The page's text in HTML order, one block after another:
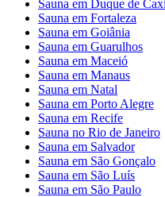
Sauna em Duque de
Sauna em Fortaleza
Sauna em Goiânia
Sauna em Guarulhos
Sauna em Maceió
Sauna em Manaus
Sauna em Natal
Sauna em Porto Alegre
Sauna em Recife
Sauna no Rio de Janeiro
Sauna em Salvador
Sauna em São Gonçalo
Sauna em São Luís
Sauna em São Paulo